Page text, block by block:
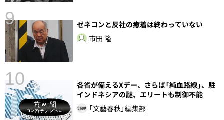
9
ゼネコンと反社の癒着は終わっていない
市田 隆
10
各省が備えるXデー、さらば「純血路線」、駐
インドネシアの謎、エリートも制御不能
「文藝春秋」編集部